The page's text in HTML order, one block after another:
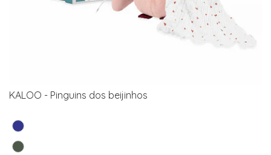
KALOO - Pinguins dos beijinhos